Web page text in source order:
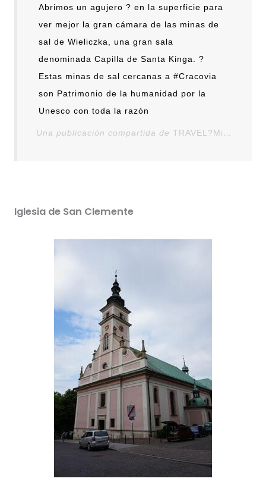
Abrimos un agujero ? en la superficie para
ver mejor la gran cámara de las minas de
sal de Wieliczka, una gran sala
denominada Capilla de Santa Kinga. ?
Estas minas de sal cercanas a #Cracovia
son Patrimonio de la humanidad por la
Unesco con toda la razón
Una publicación compartida de TRAVEL?Mibauldeblogs
Iglesia de San Clemente